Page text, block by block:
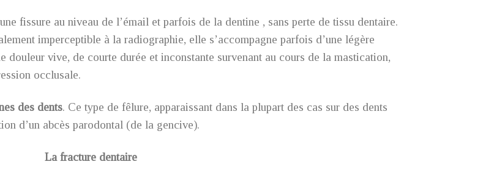
fissure au niveau de l’émail et parfois de la dentine , sans perte de tissu dentaire.
imperceptible à la radiographie, elle s’accompagne parfois d’une légère
douleur vive, de courte durée et inconstante survenant au cours de la mastication,
occlusale.
des dents. Ce type de fêlure, apparaissant dans la plupart des cas sur des dents
d’un abcès parodontal (de la gencive).
La fracture dentaire